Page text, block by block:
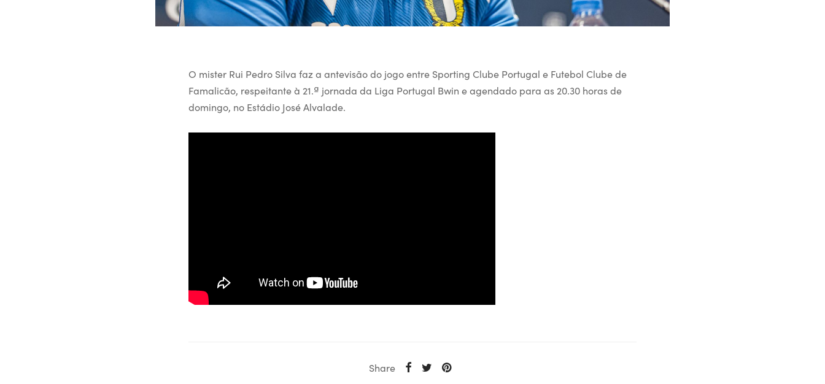
O mister Rui Pedro Silva faz a antevisão do jogo entre Sporting Clube Portugal e Futebol Clube de
Famalicão, respeitante à 21.ª jornada da Liga Portugal Bwin e agendado para as 20.30 horas de
domingo, no Estádio José Alvalade.
Share